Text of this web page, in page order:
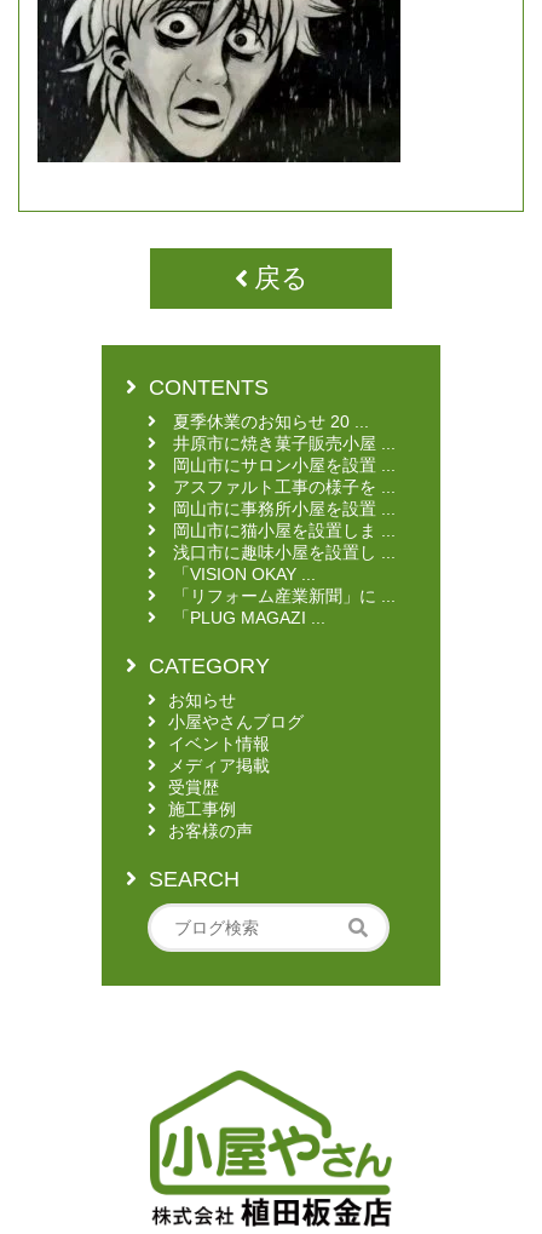
戻る
CONTENTS
夏季休業のお知らせ 20 ...
井原市に焼き菓子販売小屋 ...
岡山市にサロン小屋を設置 ...
アスファルト工事の様子を ...
岡山市に事務所小屋を設置 ...
岡山市に猫小屋を設置しま ...
浅口市に趣味小屋を設置し ...
「VISION OKAY ...
「リフォーム産業新聞」に ...
「PLUG MAGAZI ...
CATEGORY
お知らせ
小屋やさんブログ
イベント情報
メディア掲載
受賞歴
施工事例
お客様の声
SEARCH